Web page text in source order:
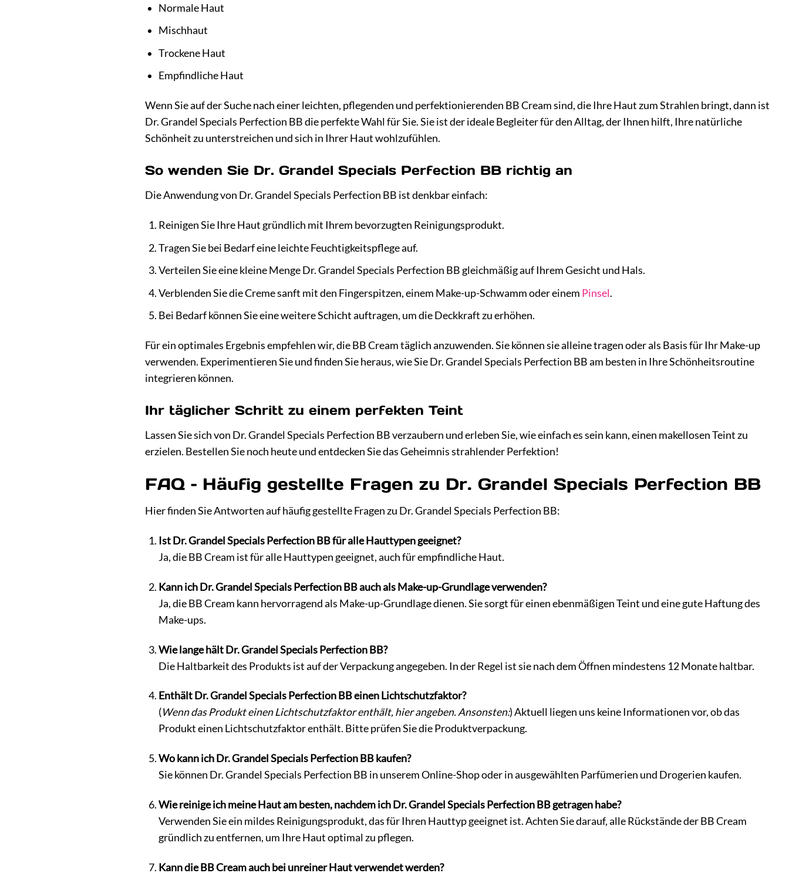
Normale Haut
Mischhaut
Trockene Haut
Empfindliche Haut
Wenn Sie auf der Suche nach einer leichten, pflegenden und perfektionierenden BB Cream sind, die Ihre Haut zum Strahlen bringt, dann ist
Dr. Grandel Specials Perfection BB die perfekte Wahl für Sie. Sie ist der ideale Begleiter für den Alltag, der Ihnen hilft, Ihre natürliche
Schönheit zu unterstreichen und sich in Ihrer Haut wohlzufühlen.
So wenden Sie Dr. Grandel Specials Perfection BB richtig an
Die Anwendung von Dr. Grandel Specials Perfection BB ist denkbar einfach:
Reinigen Sie Ihre Haut gründlich mit Ihrem bevorzugten Reinigungsprodukt.
Tragen Sie bei Bedarf eine leichte Feuchtigkeitspflege auf.
Verteilen Sie eine kleine Menge Dr. Grandel Specials Perfection BB gleichmäßig auf Ihrem Gesicht und Hals.
Verblenden Sie die Creme sanft mit den Fingerspitzen, einem Make-up-Schwamm oder einem Pinsel.
Bei Bedarf können Sie eine weitere Schicht auftragen, um die Deckkraft zu erhöhen.
Für ein optimales Ergebnis empfehlen wir, die BB Cream täglich anzuwenden. Sie können sie alleine tragen oder als Basis für Ihr Make-up
verwenden. Experimentieren Sie und finden Sie heraus, wie Sie Dr. Grandel Specials Perfection BB am besten in Ihre Schönheitsroutine
integrieren können.
Ihr täglicher Schritt zu einem perfekten Teint
Lassen Sie sich von Dr. Grandel Specials Perfection BB verzaubern und erleben Sie, wie einfach es sein kann, einen makellosen Teint zu
erzielen. Bestellen Sie noch heute und entdecken Sie das Geheimnis strahlender Perfektion!
FAQ – Häufig gestellte Fragen zu Dr. Grandel Specials Perfection BB
Hier finden Sie Antworten auf häufig gestellte Fragen zu Dr. Grandel Specials Perfection BB:
Ist Dr. Grandel Specials Perfection BB für alle Hauttypen geeignet?
Ja, die BB Cream ist für alle Hauttypen geeignet, auch für empfindliche Haut.
Kann ich Dr. Grandel Specials Perfection BB auch als Make-up-Grundlage verwenden?
Ja, die BB Cream kann hervorragend als Make-up-Grundlage dienen. Sie sorgt für einen ebenmäßigen Teint und eine gute Haftung des
Make-ups.
Wie lange hält Dr. Grandel Specials Perfection BB?
Die Haltbarkeit des Produkts ist auf der Verpackung angegeben. In der Regel ist sie nach dem Öffnen mindestens 12 Monate haltbar.
Enthält Dr. Grandel Specials Perfection BB einen Lichtschutzfaktor?
(Wenn das Produkt einen Lichtschutzfaktor enthält, hier angeben. Ansonsten:) Aktuell liegen uns keine Informationen vor, ob das
Produkt einen Lichtschutzfaktor enthält. Bitte prüfen Sie die Produktverpackung.
Wo kann ich Dr. Grandel Specials Perfection BB kaufen?
Sie können Dr. Grandel Specials Perfection BB in unserem Online-Shop oder in ausgewählten Parfümerien und Drogerien kaufen.
Wie reinige ich meine Haut am besten, nachdem ich Dr. Grandel Specials Perfection BB getragen habe?
Verwenden Sie ein mildes Reinigungsprodukt, das für Ihren Hauttyp geeignet ist. Achten Sie darauf, alle Rückstände der BB Cream
gründlich zu entfernen, um Ihre Haut optimal zu pflegen.
Kann die BB Cream auch bei unreiner Haut verwendet werden?